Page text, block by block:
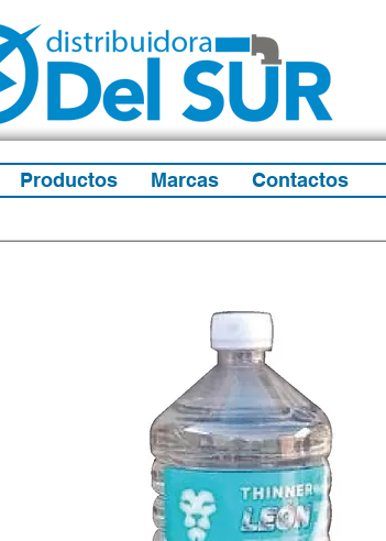
Productos Marcas Contactos